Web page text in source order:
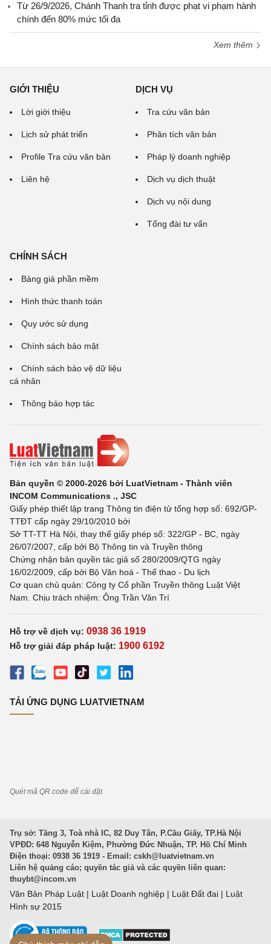
Từ 26/9/2026, Chánh Thanh tra tỉnh được phạt vi phạm hành
chính đến 80% mức tối đa
Xem thêm
GIỚI THIỆU
Lời giới thiệu
Lịch sử phát triển
Profile Tra cứu văn bản
Liên hệ
DỊCH VỤ
Tra cứu văn bản
Phân tích văn bản
Pháp lý doanh nghiệp
Dịch vụ dịch thuật
Dịch vụ nội dung
Tổng đài tư vấn
CHÍNH SÁCH
Bảng giá phần mềm
Hình thức thanh toán
Quy ước sử dụng
Chính sách bảo mật
Chính sách bảo vệ dữ liệu
cá nhân
Thông báo hợp tác
Bản quyền © 2000-2026 bởi LuatVietnam - Thành viên
INCOM Communications ., JSC
Giấy phép thiết lập trang Thông tin điện tử tổng hợp số: 692/GP-
TTĐT cấp ngày 29/10/2010 bởi
Sở TT-TT Hà Nội, thay thế giấy phép số: 322/GP - BC, ngày
26/07/2007, cấp bởi Bộ Thông tin và Truyền thông
Chứng nhận bản quyền tác giả số 280/2009/QTG ngày
16/02/2009, cấp bởi Bộ Văn hoá - Thể thao - Du lịch
Cơ quan chủ quản: Công ty Cổ phần Truyền thông Luật Việt
Nam. Chịu trách nhiệm: Ông Trần Văn Trí
Hỗ trợ về dịch vụ: 0938 36 1919
Hỗ trợ giải đáp pháp luật: 1900 6192
TẢI ỨNG DỤNG LUATVIETNAM
Quét mã QR code để cài đặt
Trụ sở: Tầng 3, Toà nhà IC, 82 Duy Tân, P.Cầu Giấy, TP.Hà Nội
VPĐD: 648 Nguyễn Kiệm, Phường Đức Nhuận, TP. Hồ Chí Minh
Điện thoại: 0938 36 1919 - Email: cskh@luatvietnam.vn
Liên hệ quảng cáo; quyền tác giả và các quyền liên quan:
thuybt@incom.vn
Văn Bản Pháp Luật | Luật Doanh nghiệp | Luật Đất đai | Luật
Hình sự 2015